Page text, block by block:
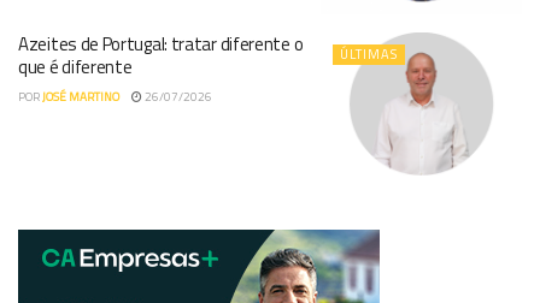
ÚLTIMAS
Azeites de Portugal: tratar diferente o
que é diferente
PORJOSÉ MARTINO 26/07/2026